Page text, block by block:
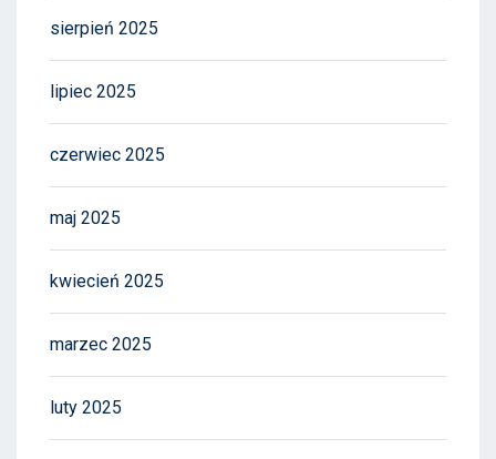
sierpień 2025
lipiec 2025
czerwiec 2025
maj 2025
kwiecień 2025
marzec 2025
luty 2025